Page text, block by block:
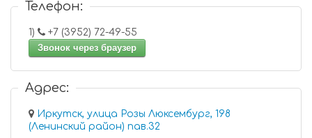
Телефон:
1)
+7 (3952) 72-49-55
Звонок через браузер
Адрес:
Иркутск, улица Розы Люксембург, 198
(Ленинский район) пав.32